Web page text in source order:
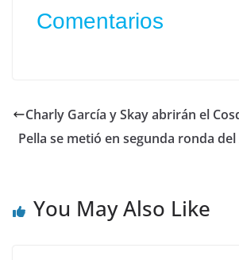
Comentarios
Charly García y Skay abrirán el
Pella se metió en segunda ronda del
You May Also Like